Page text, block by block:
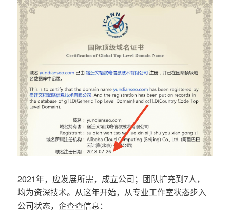
2021年，应发展所需，成立公司；团队扩充到7人，
均为资深技术。从这年开始，从专业工作室状态步入
公司状态，企查查信息：